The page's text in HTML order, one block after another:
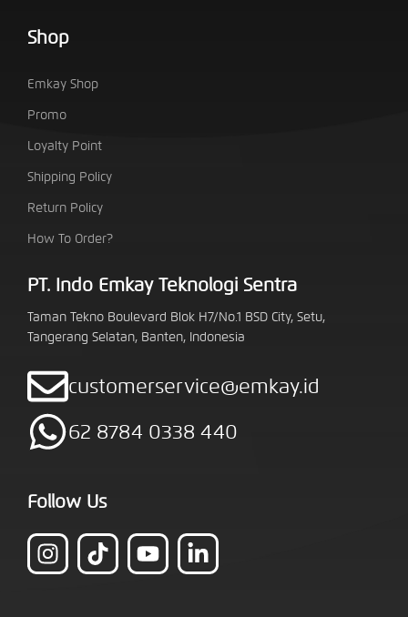
Shop
Emkay Shop
Promo
Loyalty Point
Shipping Policy
Return Policy
How To Order?
PT. Indo Emkay Teknologi Sentra
Taman Tekno Boulevard Blok H7/No.1 BSD City, Setu,
Tangerang Selatan, Banten, Indonesia
customerservice@emkay.id
62 8784 0338 440
Follow Us